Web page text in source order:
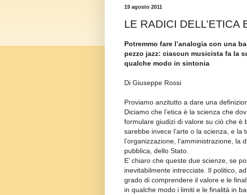
19 agosto 2011
LE RADICI DELL’ETICA
Potremmo fare l’analogia con una
pezzo jazz: ciascun musicista fa la
qualche modo in sintonia
Di Giuseppe Rossi
Proviamo anzitutto a dare una
Diciamo che l’etica è la scienza che
formulare giudizi di valore su ciò che è
sarebbe invece l’arte o la scienza, e la
l’organizzazione, l’amministrazione, la
pubblica, dello Stato.
E’ chiaro che queste due scienze, se
inevitabilmente intrecciate. Il politico,
grado di comprendere il valore e le
in qualche modo i limiti e le finalità in